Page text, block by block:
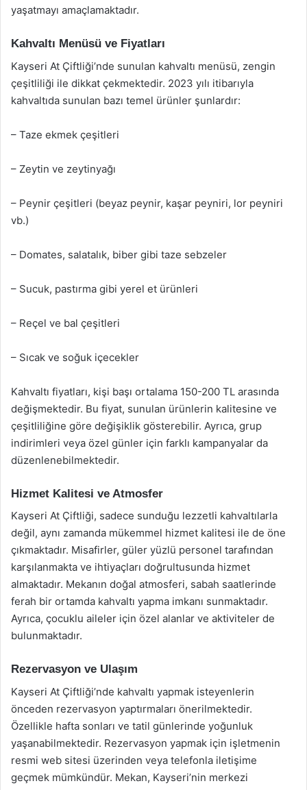
yaşatmayı amaçlamaktadır.
Kahvaltı Menüsü ve Fiyatları
Kayseri At Çiftliği’nde sunulan kahvaltı menüsü, zengin
çeşitliliği ile dikkat çekmektedir. 2023 yılı itibarıyla
kahvaltıda sunulan bazı temel ürünler şunlardır:
– Taze ekmek çeşitleri
– Zeytin ve zeytinyağı
– Peynir çeşitleri (beyaz peynir, kaşar peyniri, lor peyniri
vb.)
– Domates, salatalık, biber gibi taze sebzeler
– Sucuk, pastırma gibi yerel et ürünleri
– Reçel ve bal çeşitleri
– Sıcak ve soğuk içecekler
Kahvaltı fiyatları, kişi başı ortalama 150-200 TL arasında
değişmektedir. Bu fiyat, sunulan ürünlerin kalitesine ve
çeşitliliğine göre değişiklik gösterebilir. Ayrıca, grup
indirimleri veya özel günler için farklı kampanyalar da
düzenlenebilmektedir.
Hizmet Kalitesi ve Atmosfer
Kayseri At Çiftliği, sadece sunduğu lezzetli kahvaltılarla
değil, aynı zamanda mükemmel hizmet kalitesi ile de öne
çıkmaktadır. Misafirler, güler yüzlü personel tarafından
karşılanmakta ve ihtiyaçları doğrultusunda hizmet
almaktadır. Mekanın doğal atmosferi, sabah saatlerinde
ferah bir ortamda kahvaltı yapma imkanı sunmaktadır.
Ayrıca, çocuklu aileler için özel alanlar ve aktiviteler de
bulunmaktadır.
Rezervasyon ve Ulaşım
Kayseri At Çiftliği’nde kahvaltı yapmak isteyenlerin
önceden rezervasyon yaptırmaları önerilmektedir.
Özellikle hafta sonları ve tatil günlerinde yoğunluk
yaşanabilmektedir. Rezervasyon yapmak için işletmenin
resmi web sitesi üzerinden veya telefonla iletişime
geçmek mümkündür. Mekan, Kayseri’nin merkezi